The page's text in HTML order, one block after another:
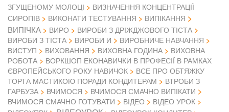
ЗГУЩЕНОМУ МОЛОЦІ
ВИЗНАЧЕННЯ КОНЦЕНТРАЦІЇ
СИРОПІВ
ВИКОНАТИ ТЕСТУВАННЯ ВИПІКАННЯ
ВИПІЧКА ВИРО
ВИРОБИ З ДРІЖДЖОВОГО ТІСТА
ВИРОБИ З ТІСТА
ВИРОБИ И
ВИРОБНИЧЕ НАВЧАННЯ
ВИСТУП
ВИХОВАННЯ ВИХОВНА ГОДИНА
ВИХОВНА
РОБОТА
ВОРКШОП ЕКОНАВИЧКИ В ПРОФЕСІЇ В РАМКАХ
ЄВРОПЕЙСЬКОГО РОКУ НАВИЧОК
ВСЕ ПРО ОБТЯЖКУ
ТОРТА МАСТИКОЮ ПОРАДИ КОНДИТЕРАМ
ВТРОБИ З
ГАРБУЗА
ВЧИМОСЯ
ВЧИМОСЯ СМАЧНО ВИПІКАТИ
ВЧИМОСЯ СМАЧНО ГОТУВАТИ
ВІДЕО
ВІДЕО УРОК